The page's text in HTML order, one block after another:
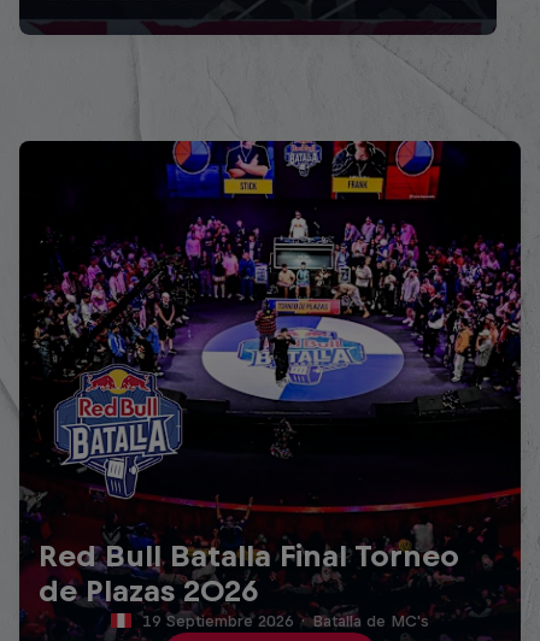
Red Bull Batalla Final Torneo
de Plazas 2026
19 Septiembre 2026 · Batalla de MC's